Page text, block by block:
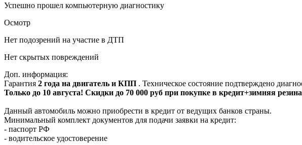
Успешно прошел компьютерную диагностику
Осмотр
Нет подозрений на участие в ДТП
Нет скрытых повреждений
Доп. информация:
Гарантия 2 года на двигатель и КПП . Техническое состояние подтверждено
Только до 10 августа! Скидки до 70 000 руб при покупке в кредит+зимняя
Данный автомобиль можно приобрести в кредит от ведущих банков страны.
Минимальный комплект документов для подачи заявки на кредит:
- паспорт РФ
- водительское удостоверение